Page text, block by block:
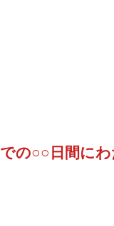
の○○日間にわ